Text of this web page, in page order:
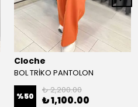
Cloche
BOL TRİKO PANTOLON
%50
₺ 2,200.00
₺ 1,100.00